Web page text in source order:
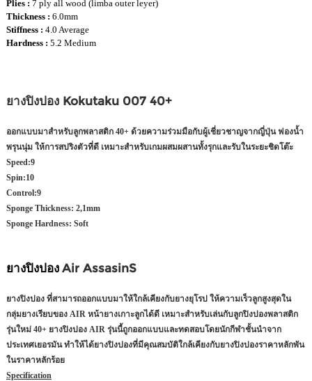
Plies : 7 ply all wood (limba outer leyer)
Thickness : 6.0mm
Stiffness : 4.0 Average
Hardness : 5.2 Medium
ยางปิงปอง Kokutaku 007 40+
ออกแบบมาสำหรับลูกพลาสติก 40+ ด้วยความร่วมมือกับผู้เชี่ยวชาญจากญี่ปุ่น ฟองน้ำ
พรุนนุ่ม ให้การสปริงตัวที่ดี เหมาะสำหรับเกมผสมผสานทั้งรุกและรับในระยะชิดโต๊ะ
Speed:9
Spin:10
Control:9
Sponge Thickness: 2,1mm
Sponge Hardness: Soft
ยางปิงปอง Air AssasinS
ยางปิงปอง ที่สามารถออกแบบมาให้ใกล้เคียงกับยางยุโรป ให้ความเร็วลูกสูงสุดใน
กลุ่มยางเรียบของ AIR หน้ายางเกาะลูกได้ดี เหมาะสำหรับเล่นกับลูกปิงปองพลาสติก
รุ่นใหม่ 40+ ยางปิงปอง AIR รุ่นนี้ถูกออกแบบและทดสอบโดยนักกีฬาชั้นนำจาก
ประเทศเยอรมัน ทำให้ได้ยางปิงปองที่มีคุณสมบัติใกล้เคียงกับยางปิงปองราคาหลักพัน
ในราคาหลักร้อย
Specification